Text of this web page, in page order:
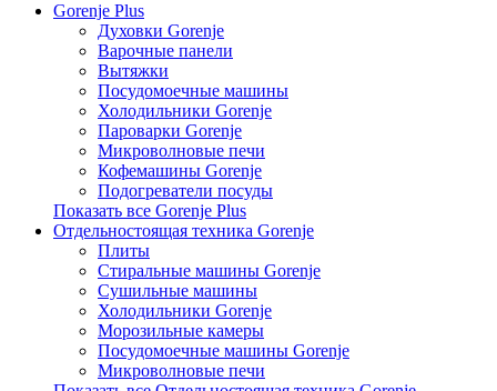
Gorenje Plus
Духовки Gorenje
Варочные панели
Вытяжки
Посудомоечные машины
Холодильники Gorenje
Пароварки Gorenje
Микроволновые печи
Кофемашины Gorenje
Подогреватели посуды
Показать все Gorenje Plus
Отдельностоящая техника Gorenje
Плиты
Стиральные машины Gorenje
Сушильные машины
Холодильники Gorenje
Морозильные камеры
Посудомоечные машины Gorenje
Микроволновые печи